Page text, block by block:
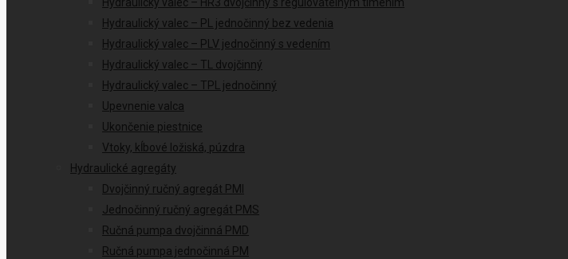
Hydraulický valec – PL jednočinný bez vedenia
Hydraulický valec – PLV jednočinný s vedením
Hydraulický valec – TL dvojčinný
Hydraulický valec – TPL jednočinný
Upevnenie valca
Ukončenie piestnice
Vtoky, kĺbové ložiská, púzdra
Hydraulické agregáty
Dvojčinný ručný agregát PMI
Jednočinný ručný agregát PMS
Ručná pumpa dvojčinná PMD
Ručná pumpa jednočinná PM